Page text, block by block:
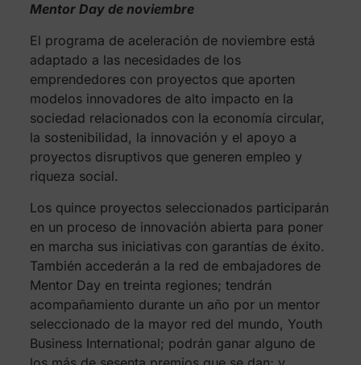
Mentor Day de noviembre
El programa de aceleración de noviembre está
adaptado a las necesidades de los
emprendedores con proyectos que aporten
modelos innovadores de alto impacto en la
sociedad relacionados con la economía circular,
la sostenibilidad, la innovación y el apoyo a
proyectos disruptivos que generen empleo y
riqueza social.
Los quince proyectos seleccionados participarán
en un proceso de innovación abierta para poner
en marcha sus iniciativas con garantías de éxito.
También accederán a la red de embajadores de
Mentor Day en treinta regiones; tendrán
acompañamiento durante un año por un mentor
seleccionado de la mayor red del mundo, Youth
Business International; podrán ganar alguno de